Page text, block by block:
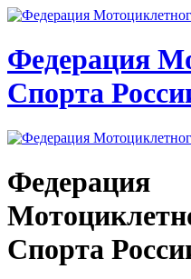
Федерация
Спорта
Федерация
Спорта